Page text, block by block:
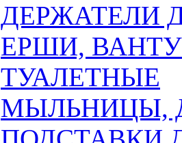
ДЕРЖАТЕЛИ
ЕРШИ,
ТУАЛЕТНЫЕ
МЫЛЬНИЦЫ,